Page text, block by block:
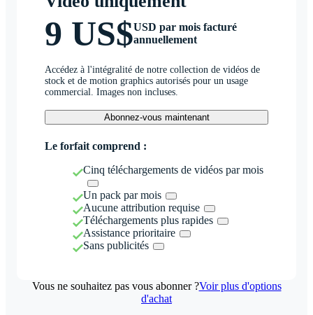
9 US$USD par mois facturé
annuellement
Accédez à l'intégralité de notre collection de vidéos de
stock et de motion graphics autorisés pour un usage
commercial. Images non incluses.
Abonnez-vous maintenant
Le forfait comprend :
Cinq téléchargements de vidéos par mois
Un pack par mois
Aucune attribution requise
Téléchargements plus rapides
Assistance prioritaire
Sans publicités
Vous ne souhaitez pas vous abonner ?Voir plus d'options
d'achat